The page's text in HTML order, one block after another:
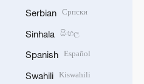
Serbian Српски
Sinhala සිංහල
Spanish Español
Swahili Kiswahili